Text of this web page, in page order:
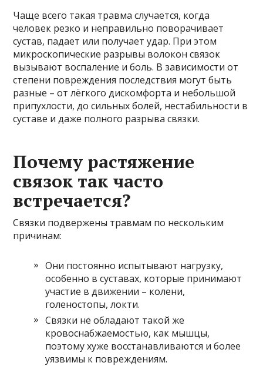
Чаще всего такая травма случается, когда
человек резко и неправильно поворачивает
сустав, падает или получает удар. При этом
микроскопические разрывы волокон связок
вызывают воспаление и боль. В зависимости от
степени повреждения последствия могут быть
разные – от лёгкого дискомфорта и небольшой
припухлости, до сильных болей, нестабильности в
суставе и даже полного разрыва связки.
Почему растяжение
связок так часто
встречается?
Связки подвержены травмам по нескольким
причинам:
Они постоянно испытывают нагрузку,
особенно в суставах, которые принимают
участие в движении – колени,
голеностопы, локти.
Связки не обладают такой же
кровоснабжаемостью, как мышцы,
поэтому хуже восстанавливаются и более
уязвимы к повреждениям.